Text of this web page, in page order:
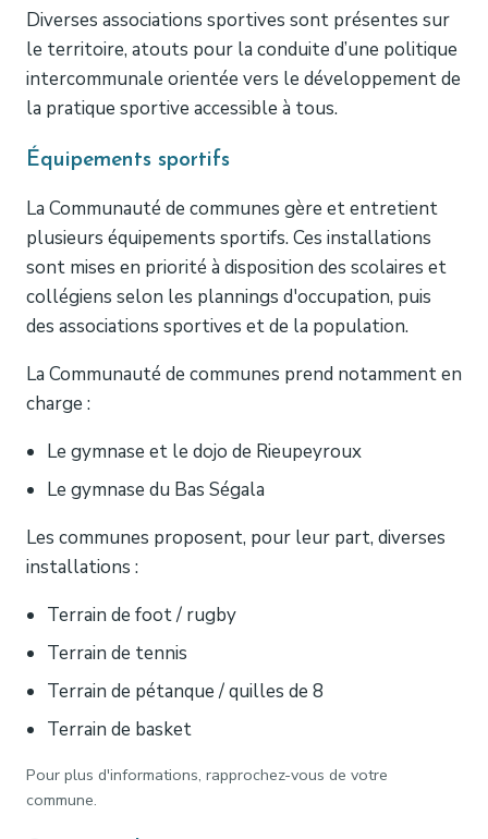
Diverses associations sportives sont présentes sur
le territoire, atouts pour la conduite d’une politique
intercommunale orientée vers le développement de
la pratique sportive accessible à tous.
Équipements sportifs
La Communauté de communes gère et entretient
plusieurs équipements sportifs. Ces installations
sont mises en priorité à disposition des scolaires et
collégiens selon les plannings d'occupation, puis
des associations sportives et de la population.
La Communauté de communes prend notamment en
charge :
Le gymnase et le dojo de Rieupeyroux
Le gymnase du Bas Ségala
Les communes proposent, pour leur part, diverses
installations :
Terrain de foot / rugby
Terrain de tennis
Terrain de pétanque / quilles de 8
Terrain de basket
Pour plus d'informations, rapprochez-vous de votre
commune.